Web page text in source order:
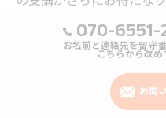
ベントや発表会参加費の
ながらモチベーションを
を継続したい小学生や大
して、安心してピアノ学
070-6551-
お名前と連絡先を留守
こちらから改め
お問